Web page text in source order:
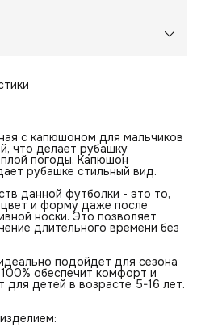
с капюшоном для мальчиков
что делает рубашку
погоды. Капюшон
рубашке стильный вид.
данной футболки - это то,
и форму даже после
носки. Это позволяет
длительного времени без
подойдет для сезона
обеспечит комфорт и
для детей в возрасте 5-16 лет.